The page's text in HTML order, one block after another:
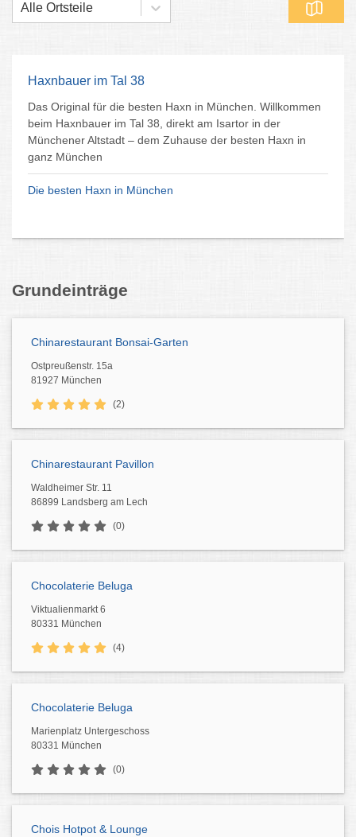
Alle Ortsteile
Haxnbauer im Tal 38
Das Original für die besten Haxn in München. Willkommen
beim Haxnbauer im Tal 38, direkt am Isartor in der
Münchener Altstadt – dem Zuhause der besten Haxn in
ganz München
Die besten Haxn in München
Grundeinträge
Chinarestaurant Bonsai-Garten
Ostpreußenstr. 15a
81927 München
(2)
Chinarestaurant Pavillon
Waldheimer Str. 11
86899 Landsberg am Lech
(0)
Chocolaterie Beluga
Viktualienmarkt 6
80331 München
(4)
Chocolaterie Beluga
Marienplatz Untergeschoss
80331 München
(0)
Chois Hotpot & Lounge